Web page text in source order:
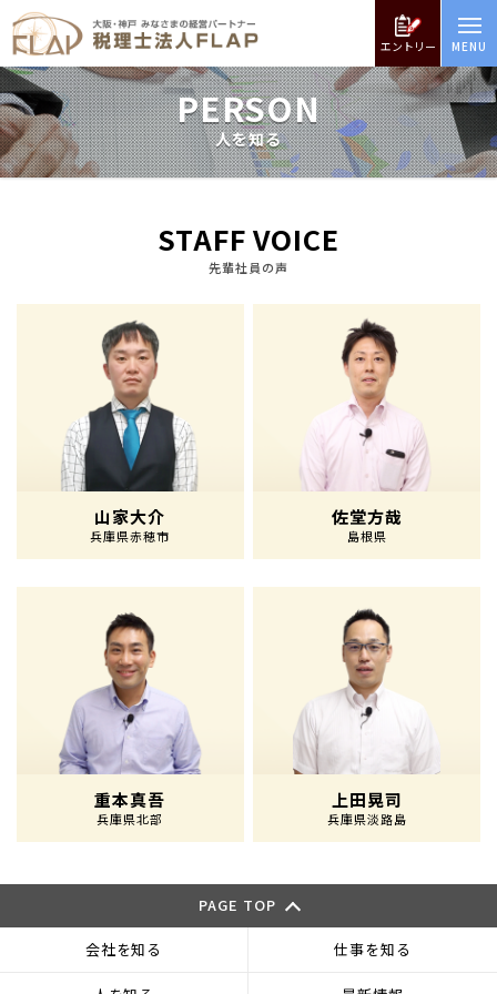
エントリー
PERSON
人を知る
STAFF VOICE
先輩社員の声
山家大介
兵庫県赤穂市
佐堂方哉
島根県
重本真吾
兵庫県北部
上田晃司
兵庫県淡路島
PAGE TOP
会社を知る 仕事を知る